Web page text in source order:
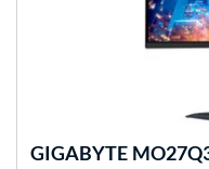
GIGABYTE